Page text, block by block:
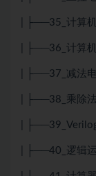
| ├──35_计算
| ├──36_计算
| ├──37_减法
| ├──38_乘除
|
| ├──40_逻辑